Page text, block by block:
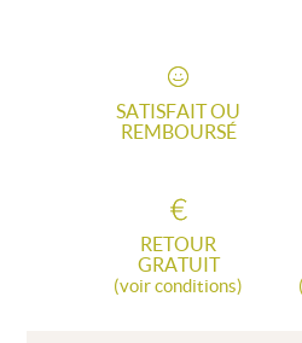
SATISFAIT OU
REMBOURSÉ
RETOUR
GRATUIT
(voir conditions)